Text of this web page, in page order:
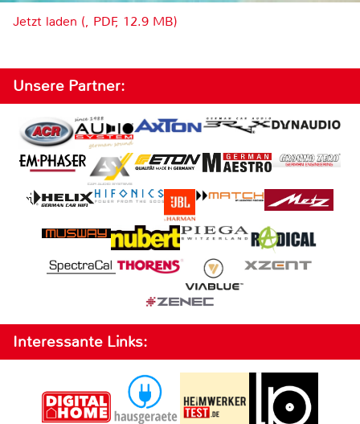
Jetzt laden (, PDF, 12.9 MB)
Unsere Partner:
Interessante Links: